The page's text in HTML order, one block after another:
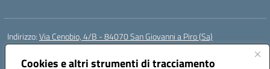
Cookies e altri strumenti di tracciamento
Indirizzo:Via Cenobio, 4/B - 84070 San Giovanni a Piro (Sa)
Centralino:
Posta elettronica certificata (PEC):saic815005@pec.istruzione.it